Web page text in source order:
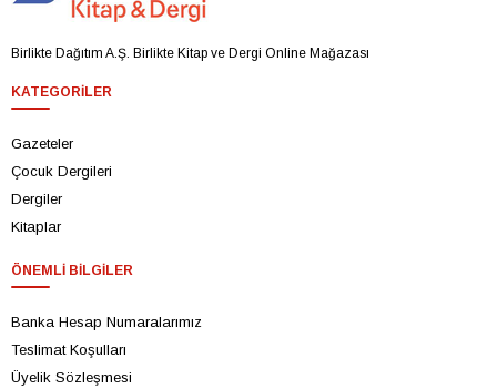
Birlikte Dağıtım A.Ş. Birlikte Kitap ve Dergi Online Mağazası
KATEGORILER
Gazeteler
Çocuk Dergileri
Dergiler
Kitaplar
ÖNEMLI BILGILER
Banka Hesap Numaralarımız
Teslimat Koşulları
Üyelik Sözleşmesi